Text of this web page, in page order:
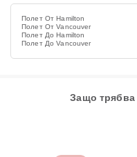
Полет От Hamilton
Полет От Vancouver
Полет До Hamilton
Полет До Vancouver
Защо трябва